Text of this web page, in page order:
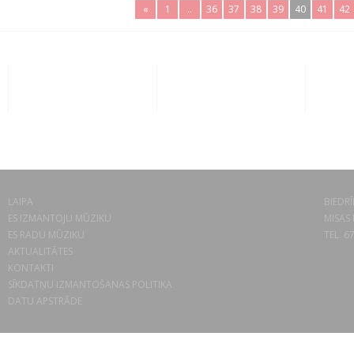
« 1 .. 36 37 38 39 40 41 42
LAIPA
ES IZMANTOJU MŪZIKU
ES RADU MŪZIKU
AKTUALITĀTES
KONTAKTI
SĪKDATŅU IZMANTOŠANAS POLITIKA
DATU APSTRĀDE
TEL.